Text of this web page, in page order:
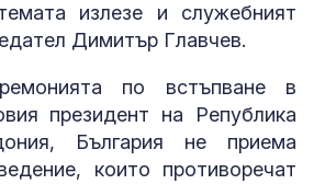
излезе и служебният
Димитър Главчев.
по встъпване в
президент на Република
България не приема
които противоречат